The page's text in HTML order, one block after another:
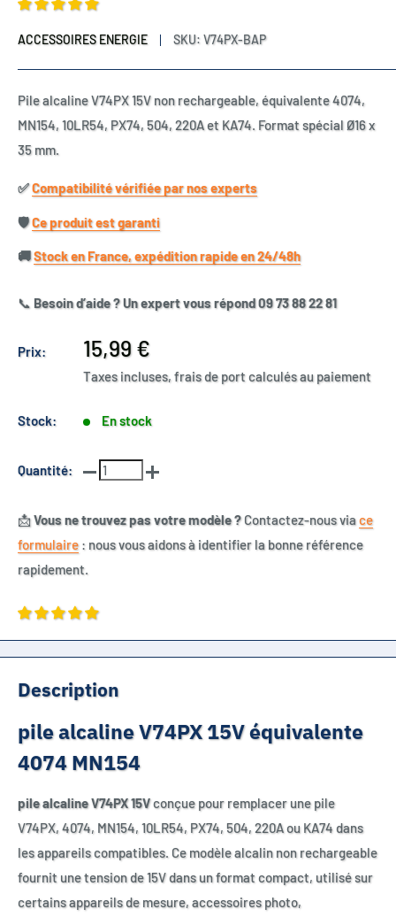
ACCESSOIRES ENERGIE SKU: V74PX-BAP
Pile alcaline V74PX 15V non rechargeable, équivalente 4074,
MN154, 10LR54, PX74, 504, 220A et KA74. Format spécial Ø16 x
35 mm.
✅​Compatibilité vérifiée par nos experts
🛡️​Ce produit est garanti
🚚​Stock en France, expédition rapide en 24/48h
📞 Besoin d’aide ? Un expert vous répond 09 73 88 22 81
Prix:
Prix
réduit
15,99 €
Taxes incluses, frais de port calculés au paiement
Stock: En stock
Quantité:
📩Vous ne trouvez pas votre modèle ?Contactez-nous viace
formulaire : nous vous aidons à identifier la bonne référence
rapidement.
Description
pile alcaline V74PX 15V équivalente
4074 MN154
pile alcaline V74PX 15Vconçue pour remplacer une pile
V74PX, 4074, MN154, 10LR54, PX74, 504, 220A ou KA74 dans
les appareils compatibles. Ce modèle alcalin non rechargeable
fournit une tension de 15V dans un format compact, utilisé sur
certains appareils de mesure, accessoires photo,